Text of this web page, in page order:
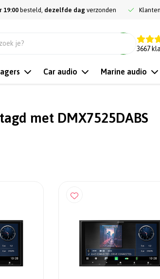
19:00 besteld, dezelfde dag verzonden
3667
Car audio Marine audio
met DMX7525DABS